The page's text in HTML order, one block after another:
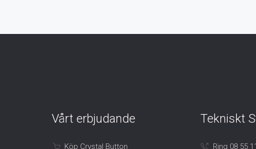
Vårt erbjudande
Köp Crystal Button
Tekniskt
Ring 08 55